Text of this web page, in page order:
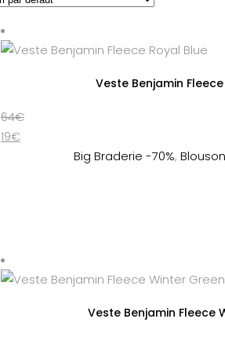
Veste Benjamin
64€
19€
Big Braderie -70%,
Veste Benjamin Fleece